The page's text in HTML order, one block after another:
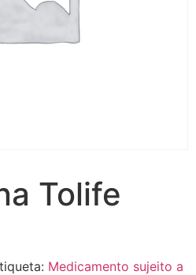
Tolife
Medicamento sujeito a